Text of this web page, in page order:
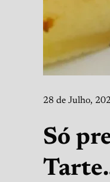
28 de Julho,
Só